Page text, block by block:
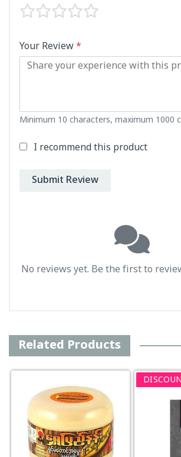
Your Review*
Minimum 10 characters, maximum 1000
I recommend this product
Submit Review
No reviews yet. Be the first to
Related Products